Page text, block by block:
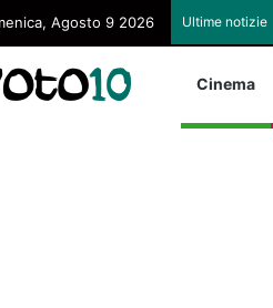
Agosto 9 2026 Ultime notizie
Cinema